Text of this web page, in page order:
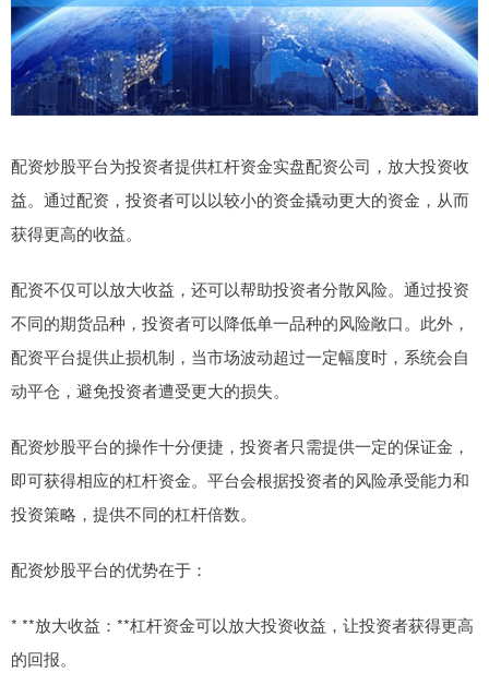
配资炒股平台为投资者提供杠杆资金实盘配资公司，放大投资收
益。通过配资，投资者可以以较小的资金撬动更大的资金，从而
获得更高的收益。
配资不仅可以放大收益，还可以帮助投资者分散风险。通过投资
不同的期货品种，投资者可以降低单一品种的风险敞口。此外，
配资平台提供止损机制，当市场波动超过一定幅度时，系统会自
动平仓，避免投资者遭受更大的损失。
配资炒股平台的操作十分便捷，投资者只需提供一定的保证金，
即可获得相应的杠杆资金。平台会根据投资者的风险承受能力和
投资策略，提供不同的杠杆倍数。
配资炒股平台的优势在于：
* **放大收益：**杠杆资金可以放大投资收益，让投资者获得更高
的回报。